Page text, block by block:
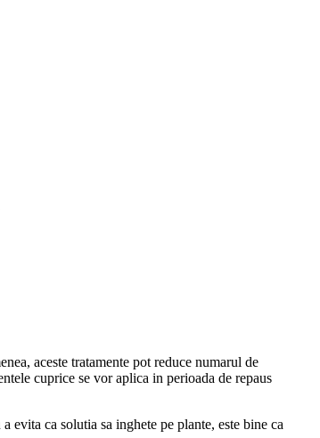
aceste tratamente pot reduce numarul de
cuprice se vor aplica in perioada de repaus
evita ca solutia sa inghete pe plante, este bine ca